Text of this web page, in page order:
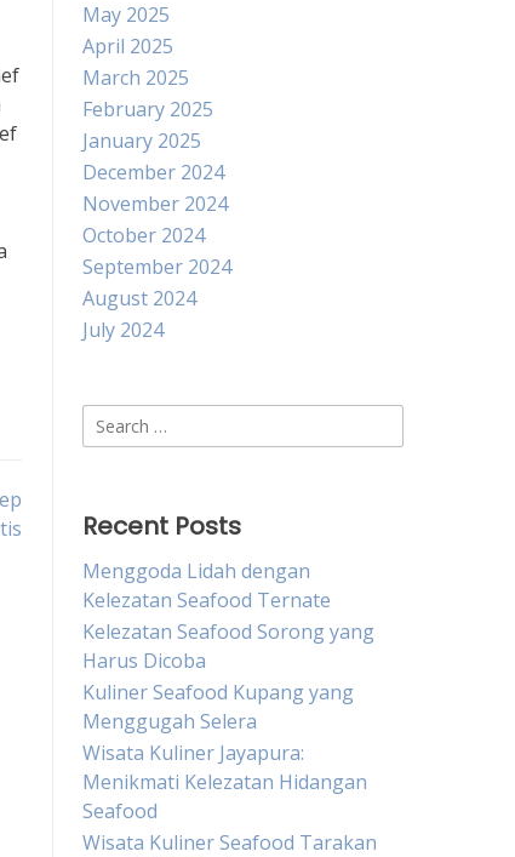
May 2025
April 2025
March 2025
February 2025
January 2025
December 2024
November 2024
October 2024
September 2024
August 2024
July 2024
Search
for:
Recent Posts
Menggoda Lidah dengan
Kelezatan Seafood Ternate
Kelezatan Seafood Sorong yang
Harus Dicoba
Kuliner Seafood Kupang yang
Menggugah Selera
Wisata Kuliner Jayapura:
Menikmati Kelezatan Hidangan
Seafood
Wisata Kuliner Seafood Tarakan